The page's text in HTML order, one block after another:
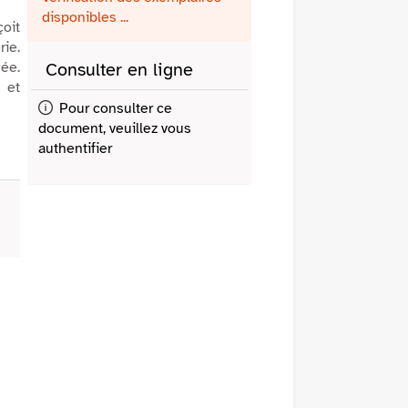
et
disponibles ...
Consulter en ligne
Pour consulter ce
document, veuillez vous
authentifier